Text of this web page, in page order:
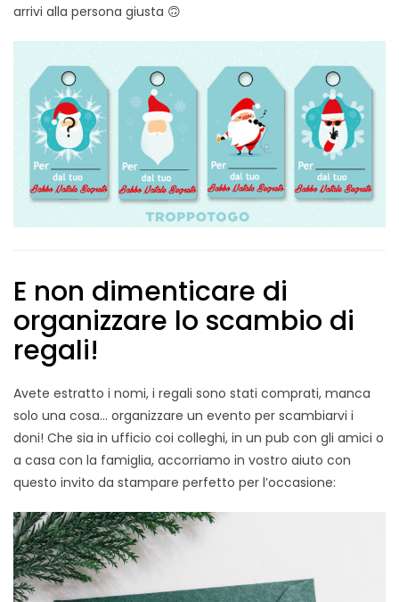
arrivi alla persona giusta 🙃
E non dimenticare di
organizzare lo scambio di
regali!
Avete estratto i nomi, i regali sono stati comprati, manca
solo una cosa… organizzare un evento per scambiarvi i
doni! Che sia in ufficio coi colleghi, in un pub con gli amici o
a casa con la famiglia, accorriamo in vostro aiuto con
questo invito da stampare perfetto per l’occasione: